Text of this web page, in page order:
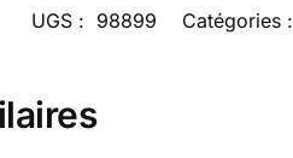
UGS : 98899 Catégories :